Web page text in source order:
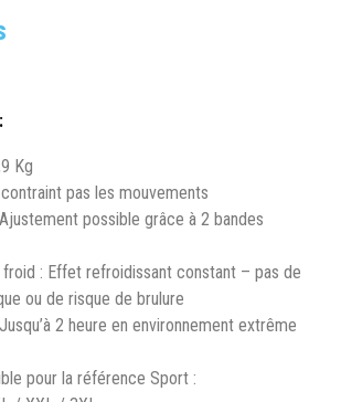
Kg
pas les mouvements
possible grâce à 2 bandes
froid : Effet refroidissant constant – pas de
ou de risque de brulure
2 heure en environnement extrême
pour la référence Sport :